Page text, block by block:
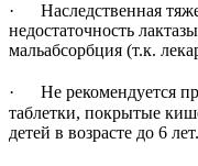
· Наследственная
недостаточность
мальабсорбция (т.к.
· Не рекомендуется
таблетки, покрытые
детей в возрасте до 6 лет.